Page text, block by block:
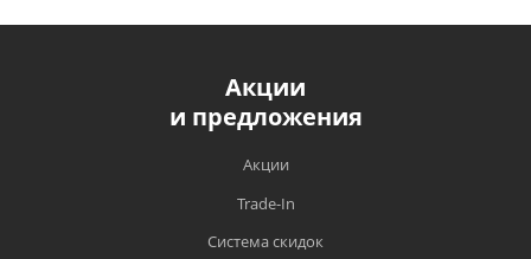
Акции
и предложения
Акции
Trade-In
Система скидок